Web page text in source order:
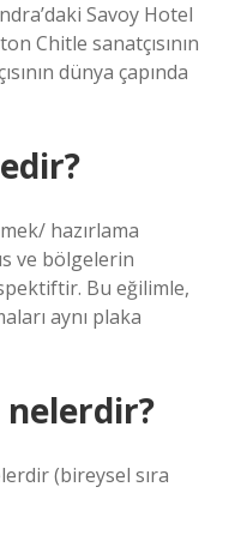
Savoy Hotel
Chitle sanatçısının
dünya çapında
hazırlama
ve bölgelerin
Bu eğilimle,
aynı plaka
(bireysel sıra